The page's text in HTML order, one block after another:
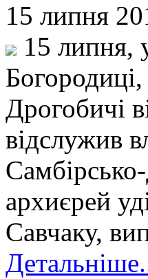
15 липня
15 липня,
Дрогобичі
відслужив
архиєрей
Савчаку,